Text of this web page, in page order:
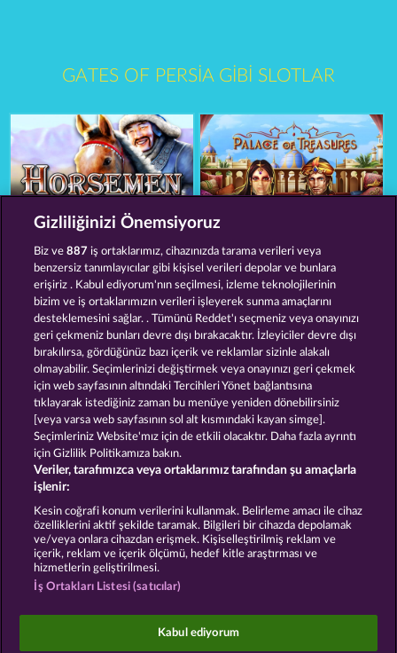
GATES OF PERSIA GIBI SLOTLAR
Horsemen Palace of Treasures
Magic Book 6 40 Thieves
Hüküm ve Koşullar Gizlilik Beyanı Künye
Şirket SSS Facebook Blog
İptal talebini gönder
Sosyal casino oyunları sadece eğlence amaçlıdır ve
gerçek parayla oynanan kumar oyunlarında
Gizliliğinizi Önemsiyoruz
Biz ve887 iş ortaklarımız, cihazınızda tarama verileri veya
benzersiz tanımlayıcılar gibi kişisel verileri depolar ve bunlara
erişiriz . Kabul ediyorum'nın seçilmesi, izleme teknolojilerinin
bizim ve iş ortaklarımızın verileri işleyerek sunma amaçlarını
desteklemesini sağlar. . Tümünü Reddet'ı seçmeniz veya onayınızı
geri çekmeniz bunları devre dışı bırakacaktır. İzleyiciler devre dışı
bırakılırsa, gördüğünüz bazı içerik ve reklamlar sizinle alakalı
olmayabilir. Seçimlerinizi değiştirmek veya onayınızı geri çekmek
için web sayfasının altındaki Tercihleri Yönet bağlantısına
tıklayarak istediğiniz zaman bu menüye yeniden dönebilirsiniz
[veya varsa web sayfasının sol alt kısmındaki kayan simge].
Seçimleriniz Website'mız için de etkili olacaktır. Daha fazla ayrıntı
için Gizlilik Politikamıza bakın.
Veriler, tarafımızca veya ortaklarımız tarafından şu amaçlarla
işlenir:
Kesin coğrafi konum verilerini kullanmak. Belirleme amacı ile cihaz
özelliklerini aktif şekilde taramak. Bilgileri bir cihazda depolamak
ve/veya onlara cihazdan erişmek. Kişiselleştirilmiş reklam ve
içerik, reklam ve içerik ölçümü, hedef kitle araştırması ve
hizmetlerin geliştirilmesi.
İş Ortakları Listesi (satıcılar)
Kabul ediyorum